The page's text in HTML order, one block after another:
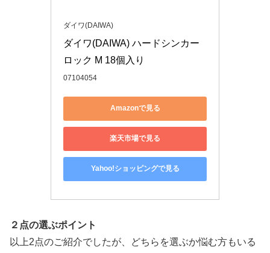
ダイワ(DAIWA)
ダイワ(DAIWA) ハードシンカー
ロック M 18個入り
07104054
Amazonで見る
楽天市場で見る
Yahoo!ショッピングで見る
２点の選ぶポイント
以上2点のご紹介でしたが、どちらを選ぶか悩む方もいる